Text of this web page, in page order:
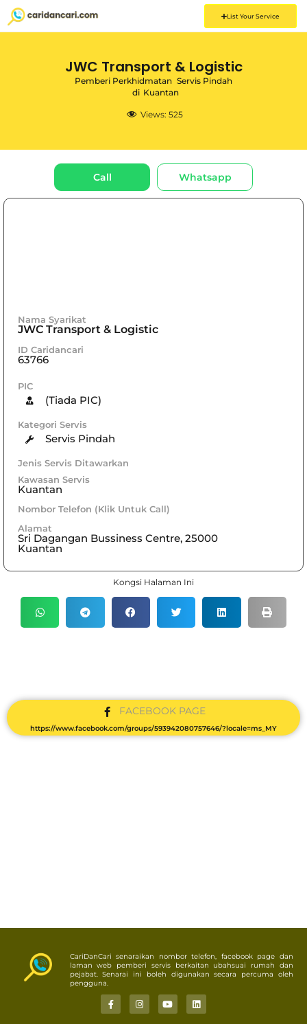
List Your Service
JWC Transport & Logistic
Pemberi Perkhidmatan Servis Pindah
di Kuantan
Views: 525
Call Whatsapp
Nama Syarikat
JWC Transport & Logistic
ID Caridancari
63766
PIC
(Tiada PIC)
Kategori Servis
Servis Pindah
Jenis Servis Ditawarkan
Kawasan Servis
Kuantan
Nombor Telefon (Klik Untuk Call)
Alamat
Sri Dagangan Bussiness Centre, 25000
Kuantan
Kongsi Halaman Ini
FACEBOOK PAGE
https://www.facebook.com/groups/593942080757646/?locale=ms_MY
CariDanCari senaraikan nombor telefon, facebook page dan
laman web pemberi servis berkaitan ubahsuai rumah dan
pejabat. Senarai ini boleh digunakan secara percuma oleh
pengguna.